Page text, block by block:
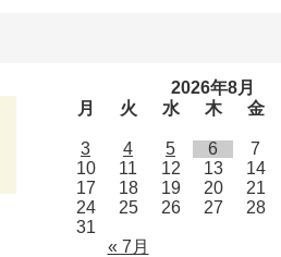
2026年8月
月
火 水 木 金
« 7月
3
4 5 6 7
10
11 12 13 14
17
18 19 20 21
24
25 26 27 28
31